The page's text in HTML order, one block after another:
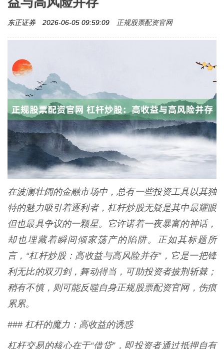
东正证券 2026-06-05 09:59:09 正规股票配资官网
在波澜壮阔的金融市场中，总有一些投资工具以其独
特的魅力吸引着逐利者，杠杆炒股无疑是其中最耀眼
但也最具争议的一颗星。它许诺着一夜暴富的神话，
却也埋藏着瞬间倾家荡产的陷阱。正如其标题所
言，“杠杆炒股：高收益与高风险并存”，它是一把锋
利无比的双刃剑，舞动得当，可助投资者披荆斩棘；
稍有不慎，则可能反噬自身正规股票配资官网，伤痕
累累。
### 杠杆的魔力：高收益的诱惑
杠杆交易的核心在于“借贷”，即投资者通过抵押自有